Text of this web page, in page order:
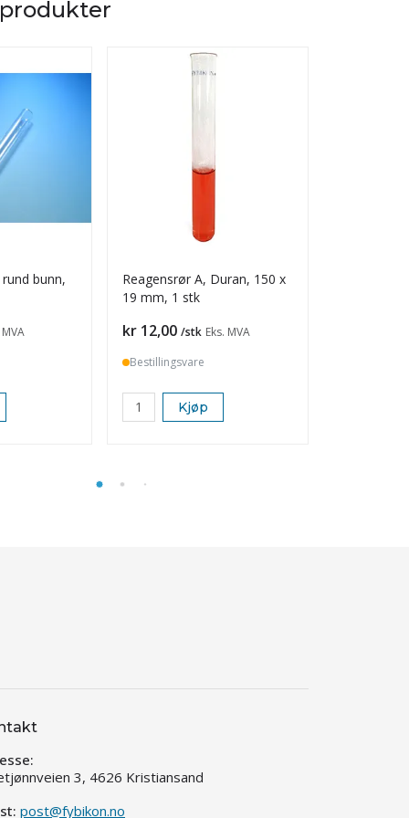
bunn,
MVA
Reagensrør A, Duran, 150 x
19 mm, 1 stk
Pris
kr 12,00 /stk Eks. MVA
Bestillingsvare
Kjøp
3, 4626 Kristiansand
post@fybikon.no